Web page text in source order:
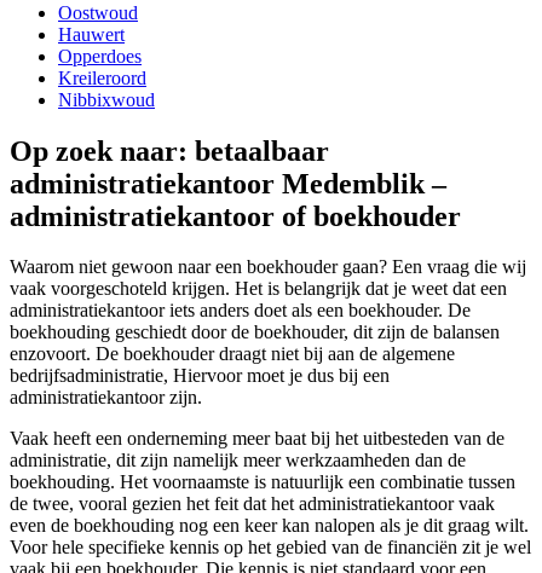
Oostwoud
Hauwert
Opperdoes
Kreileroord
Nibbixwoud
Op zoek naar: betaalbaar
administratiekantoor Medemblik –
administratiekantoor of boekhouder
Waarom niet gewoon naar een boekhouder gaan? Een vraag die wij
vaak voorgeschoteld krijgen. Het is belangrijk dat je weet dat een
administratiekantoor iets anders doet als een boekhouder. De
boekhouding geschiedt door de boekhouder, dit zijn de balansen
enzovoort. De boekhouder draagt niet bij aan de algemene
bedrijfsadministratie, Hiervoor moet je dus bij een
administratiekantoor zijn.
Vaak heeft een onderneming meer baat bij het uitbesteden van de
administratie, dit zijn namelijk meer werkzaamheden dan de
boekhouding. Het voornaamste is natuurlijk een combinatie tussen
de twee, vooral gezien het feit dat het administratiekantoor vaak
even de boekhouding nog een keer kan nalopen als je dit graag wilt.
Voor hele specifieke kennis op het gebied van de financiën zit je wel